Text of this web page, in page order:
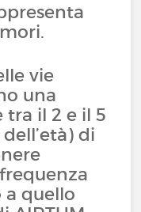
vie
una
il 2 e il 5
di
quello